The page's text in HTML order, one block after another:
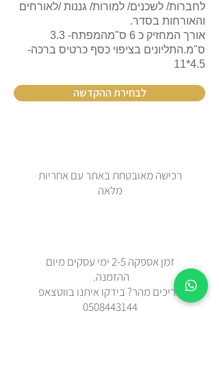
לחברות/ לשכנים/ למורות/ גננות /לאורחים
והאורחות בסדר.
אורך המחזיק כ 6 ס"מהמפתח- 3.3
ס"מ.התליונים בציפוי כסף כרטיס ברכה-
4.5*11
לבחירת ההקדשה
רכישה מאובטחת באתר עם אחריות
מלאה
זמן אספקה 2-5 ימי עסקים מיום
ההזמנה.
צריכים מהר? בידקו איתנו בווטצאפ
0508443144